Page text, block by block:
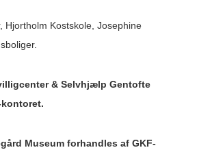
Hjortholm Kostskole, Josephine
& Selvhjælp Gentofte
Museum forhandles af GKF-